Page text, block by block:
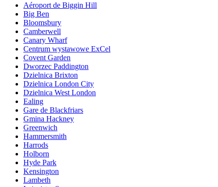
Aéroport de Biggin Hill
Big Ben
Bloomsbury
Camberwell
Canary Wharf
Centrum wystawowe ExCel
Covent Garden
Dworzec Paddington
Dzielnica Brixton
Dzielnica London City
Dzielnica West London
Ealing
Gare de Blackfriars
Gmina Hackney
Greenwich
Hammersmith
Harrods
Holborn
Hyde Park
Kensington
Lambeth